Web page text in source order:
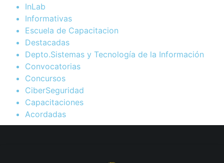
InLab
Informativas
Escuela de Capacitacion
Destacadas
Depto.Sistemas y Tecnología de la Información
Convocatorias
Concursos
CiberSeguridad
Capacitaciones
Acordadas